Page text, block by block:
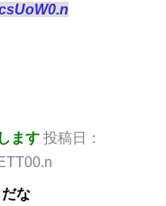
ます 投稿日：
な